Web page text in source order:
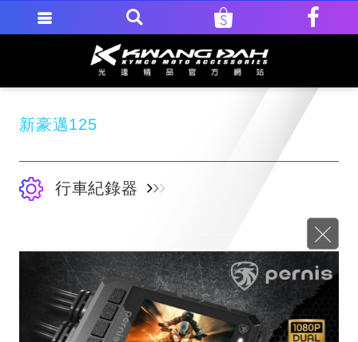
新豪邁125
行車紀錄器